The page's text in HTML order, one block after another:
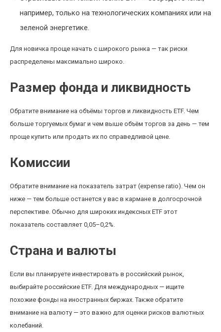
например, только на технологических компаниях или на
зеленой энергетике.
Для новичка проще начать с широкого рынка — так риски
распределены максимально широко.
Размер фонда и ликвидность
Обратите внимание на объёмы торгов и ликвидность ETF. Чем
больше торгуемых бумаг и чем выше объём торгов за день — тем
проще купить или продать их по справедливой цене.
Комиссии
Обратите внимание на показатель затрат (expense ratio). Чем он
ниже — тем больше останется у вас в кармане в долгосрочной
перспективе. Обычно для широких индексных ETF этот
показатель составляет 0,05–0,2%.
Страна и валюты
Если вы планируете инвестировать в российский рынок,
выбирайте российские ETF. Для международных — ищите
похожие фонды на иностранных биржах. Также обратите
внимание на валюту — это важно для оценки рисков валютных
колебаний.